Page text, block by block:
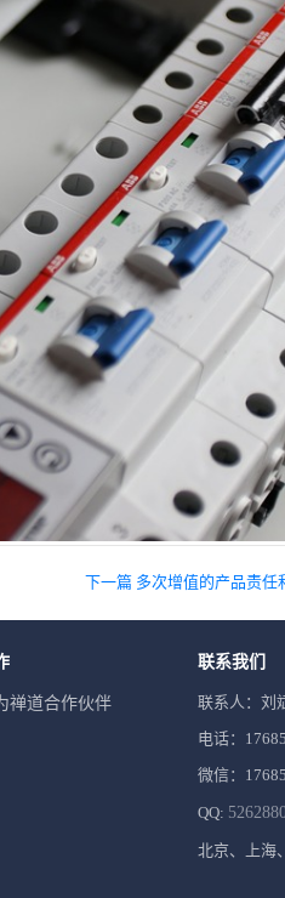
下一篇 多次增值的产品责任
禅道合作伙伴
联系我们
联系人：刘
电话：
微信：
QQ:
北京、上海